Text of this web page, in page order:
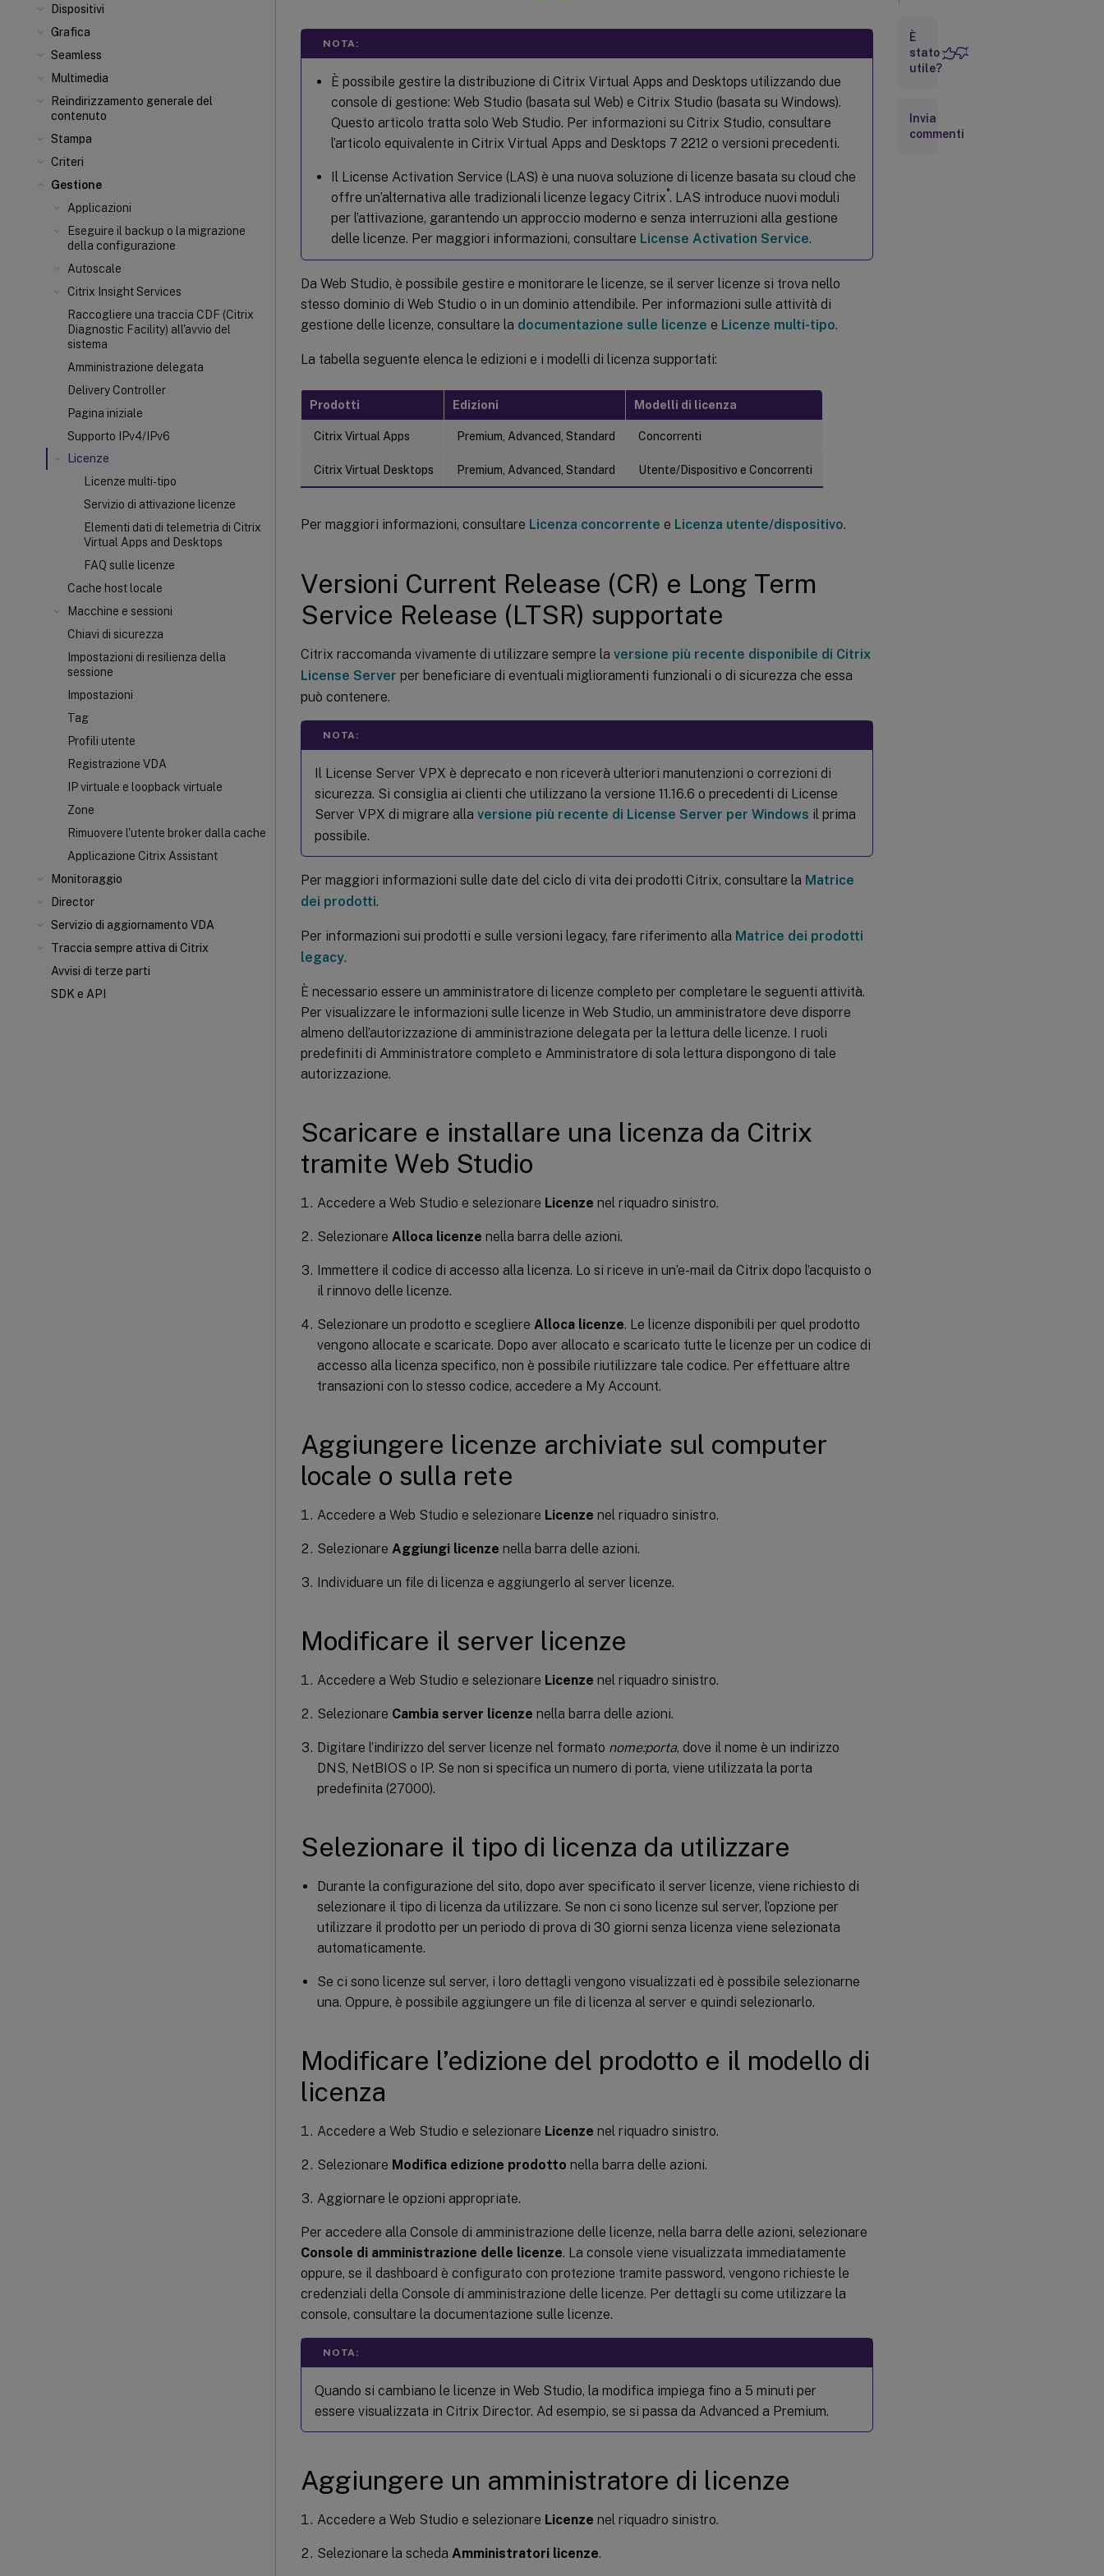
Dispositivi
Grafica
Seamless
Multimedia
Reindirizzamento generale del
contenuto
Stampa
Criteri
Gestione
Applicazioni
Eseguire il backup o la migrazione
della configurazione
Autoscale
Citrix Insight Services
Raccogliere una traccia CDF (Citrix
Diagnostic Facility) all'avvio del
sistema
Amministrazione delegata
Delivery Controller
Pagina iniziale
Supporto IPv4/IPv6
Licenze
Licenze multi-tipo
Servizio di attivazione licenze
Elementi dati di telemetria di Citrix
Virtual Apps and Desktops
FAQ sulle licenze
Cache host locale
Macchine e sessioni
Chiavi di sicurezza
Impostazioni di resilienza della
sessione
Impostazioni
Tag
Profili utente
Registrazione VDA
IP virtuale e loopback virtuale
Zone
Rimuovere l'utente broker dalla cache
Applicazione Citrix Assistant
Monitoraggio
Director
Servizio di aggiornamento VDA
Traccia sempre attiva di Citrix
Avvisi di terze parti
SDK e API
NOTA:
È possibile gestire la distribuzione di Citrix Virtual Apps and Desktops utilizzando due
console di gestione: Web Studio (basata sul Web) e Citrix Studio (basata su Windows).
Questo articolo tratta solo Web Studio. Per informazioni su Citrix Studio, consultare
l’articolo equivalente in Citrix Virtual Apps and Desktops 7 2212 o versioni precedenti.
Il License Activation Service (LAS) è una nuova soluzione di licenze basata su cloud che
offre un’alternativa alle tradizionali licenze legacy Citrix ®. LAS introduce nuovi moduli
per l’attivazione, garantendo un approccio moderno e senza interruzioni alla gestione
delle licenze. Per maggiori informazioni, consultare License Activation Service.
Da Web Studio, è possibile gestire e monitorare le licenze, se il server licenze si trova nello
stesso dominio di Web Studio o in un dominio attendibile. Per informazioni sulle attività di
gestione delle licenze, consultare la documentazione sulle licenze e Licenze multi-tipo.
La tabella seguente elenca le edizioni e i modelli di licenza supportati:
Prodotti Edizioni Modelli di licenza
Citrix Virtual Apps Premium, Advanced, Standard Concorrenti
Citrix Virtual Desktops Premium, Advanced, Standard Utente/Dispositivo e Concorrenti
Per maggiori informazioni, consultare Licenza concorrente e Licenza utente/dispositivo.
Versioni Current Release (CR) e Long Term
Service Release (LTSR) supportate
Citrix raccomanda vivamente di utilizzare sempre la versione più recente disponibile di Citrix
License Server per beneficiare di eventuali miglioramenti funzionali o di sicurezza che essa
può contenere.
NOTA:
Il License Server VPX è deprecato e non riceverà ulteriori manutenzioni o correzioni di
sicurezza. Si consiglia ai clienti che utilizzano la versione 11.16.6 o precedenti di License
Server VPX di migrare alla versione più recente di License Server per Windows il prima
possibile.
Per maggiori informazioni sulle date del ciclo di vita dei prodotti Citrix, consultare la Matrice
dei prodotti.
Per informazioni sui prodotti e sulle versioni legacy, fare riferimento alla Matrice dei prodotti
legacy.
È necessario essere un amministratore di licenze completo per completare le seguenti attività.
Per visualizzare le informazioni sulle licenze in Web Studio, un amministratore deve disporre
almeno dell’autorizzazione di amministrazione delegata per la lettura delle licenze. I ruoli
predefiniti di Amministratore completo e Amministratore di sola lettura dispongono di tale
autorizzazione.
Scaricare e installare una licenza da Citrix
tramite Web Studio
Accedere a Web Studio e selezionare Licenze nel riquadro sinistro.
Selezionare Alloca licenze nella barra delle azioni.
Immettere il codice di accesso alla licenza. Lo si riceve in un’e-mail da Citrix dopo l’acquisto o
il rinnovo delle licenze.
Selezionare un prodotto e scegliere Alloca licenze. Le licenze disponibili per quel prodotto
vengono allocate e scaricate. Dopo aver allocato e scaricato tutte le licenze per un codice di
accesso alla licenza specifico, non è possibile riutilizzare tale codice. Per effettuare altre
transazioni con lo stesso codice, accedere a My Account.
Aggiungere licenze archiviate sul computer
locale o sulla rete
Accedere a Web Studio e selezionare Licenze nel riquadro sinistro.
Selezionare Aggiungi licenze nella barra delle azioni.
Individuare un file di licenza e aggiungerlo al server licenze.
Modificare il server licenze
Accedere a Web Studio e selezionare Licenze nel riquadro sinistro.
Selezionare Cambia server licenze nella barra delle azioni.
Digitare l’indirizzo del server licenze nel formato nome:porta, dove il nome è un indirizzo
DNS, NetBIOS o IP. Se non si specifica un numero di porta, viene utilizzata la porta
predefinita (27000).
Selezionare il tipo di licenza da utilizzare
Durante la configurazione del sito, dopo aver specificato il server licenze, viene richiesto di
selezionare il tipo di licenza da utilizzare. Se non ci sono licenze sul server, l’opzione per
utilizzare il prodotto per un periodo di prova di 30 giorni senza licenza viene selezionata
automaticamente.
Se ci sono licenze sul server, i loro dettagli vengono visualizzati ed è possibile selezionarne
una. Oppure, è possibile aggiungere un file di licenza al server e quindi selezionarlo.
Modificare l’edizione del prodotto e il modello di
licenza
Accedere a Web Studio e selezionare Licenze nel riquadro sinistro.
Selezionare Modifica edizione prodotto nella barra delle azioni.
Aggiornare le opzioni appropriate.
Per accedere alla Console di amministrazione delle licenze, nella barra delle azioni, selezionare
Console di amministrazione delle licenze. La console viene visualizzata immediatamente
oppure, se il dashboard è configurato con protezione tramite password, vengono richieste le
credenziali della Console di amministrazione delle licenze. Per dettagli su come utilizzare la
console, consultare la documentazione sulle licenze.
NOTA:
Quando si cambiano le licenze in Web Studio, la modifica impiega fino a 5 minuti per
essere visualizzata in Citrix Director. Ad esempio, se si passa da Advanced a Premium.
Aggiungere un amministratore di licenze
Accedere a Web Studio e selezionare Licenze nel riquadro sinistro.
Selezionare la scheda Amministratori licenze.
Scaricare
e
installare
tramite
Web
È
stato
utile?
Invia
commenti